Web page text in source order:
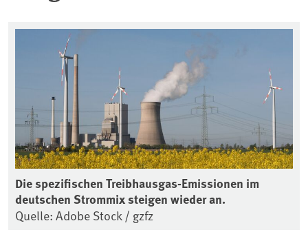
Die spezifischen Treibhausgas-Emissionen im
deutschen Strommix steigen wieder an.
Quelle: Adobe Stock / gzfz